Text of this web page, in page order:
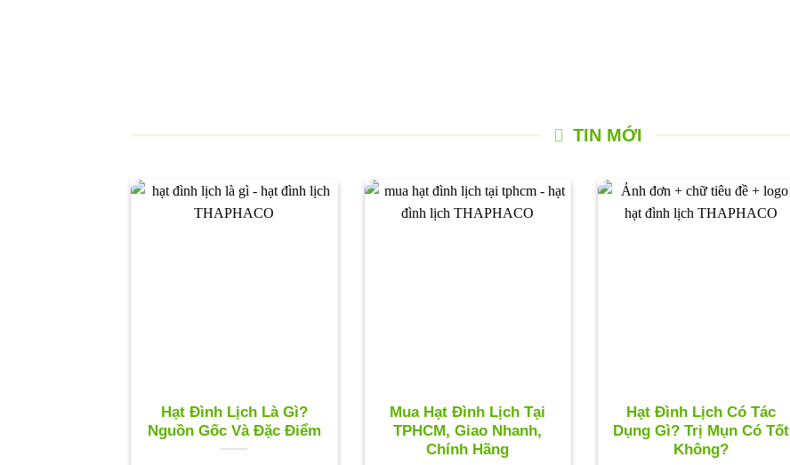
TIN MỚI
Hạt Đình Lịch Là Gì?
Nguồn Gốc Và Đặc Điểm
Mua Hạt Đình Lịch Tại
TPHCM, Giao Nhanh,
Chính Hãng
Hạt Đình Lịch Có Tác
Dụng Gì? Trị Mụn Có Tốt
Không?